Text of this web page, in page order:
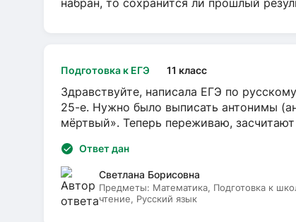
набран, то сохранится ли прошлый
Подготовка к ЕГЭ 11 класс
Здравствуйте, написала ЕГЭ по
25-е. Нужно было выписать антонимы
мёртвый». Теперь переживаю,
Ответ дан
Светлана Борисовна
Предметы: Математика, Подготовка к
чтение, Русский язык